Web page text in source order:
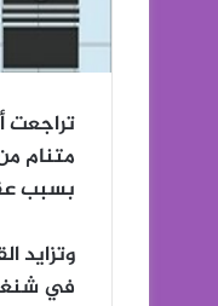
تراجعت
متنام
بسبب
وتزايد
في